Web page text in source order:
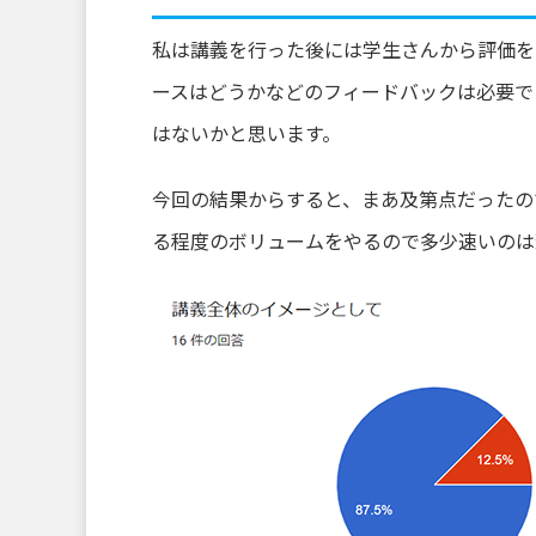
私は講義を行った後には学生さんから評価
ースはどうかなどのフィードバックは必要
はないかと思います。
今回の結果からすると、まあ及第点だった
る程度のボリュームをやるので多少速いの